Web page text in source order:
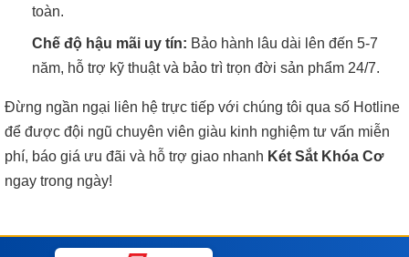
toàn.
Chế độ hậu mãi uy tín: Bảo hành lâu dài lên đến 5-7
năm, hỗ trợ kỹ thuật và bảo trì trọn đời sản phẩm 24/7.
Đừng ngần ngại liên hệ trực tiếp với chúng tôi qua số Hotline
để được đội ngũ chuyên viên giàu kinh nghiệm tư vấn miễn
phí, báo giá ưu đãi và hỗ trợ giao nhanh Két Sắt Khóa Cơ
ngay trong ngày!